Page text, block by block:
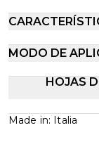
MODO DE
HOJAS
Made in: Italia